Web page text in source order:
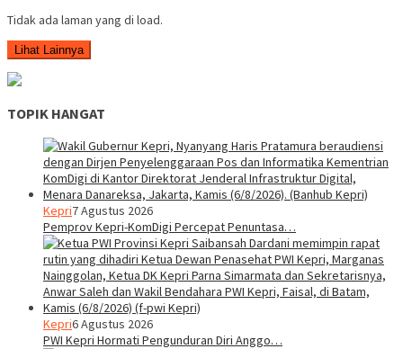
Tidak ada laman yang di load.
Lihat Lainnya
TOPIK HANGAT
Kepri7 Agustus 2026
Pemprov Kepri-KomDigi Percepat Penuntasa…
Kepri6 Agustus 2026
PWI Kepri Hormati Pengunduran Diri Anggo…